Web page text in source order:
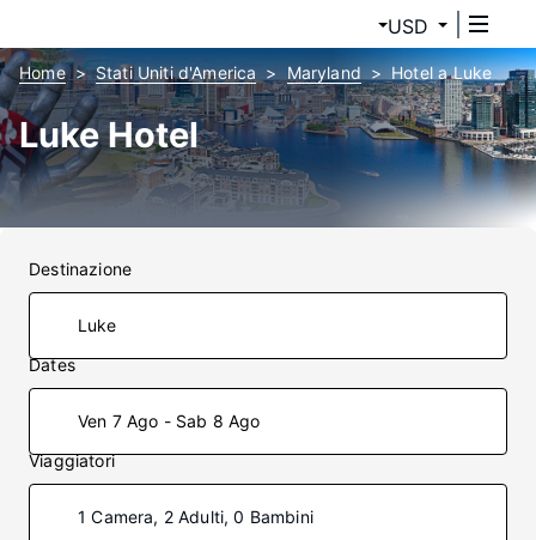
USD
Home Stati Uniti d'America Maryland Hotel a Luke
Luke Hotel
Destinazione
Dates
Ven 7 Ago - Sab 8 Ago
Viaggiatori
1 Camera, 2 Adulti, 0 Bambini